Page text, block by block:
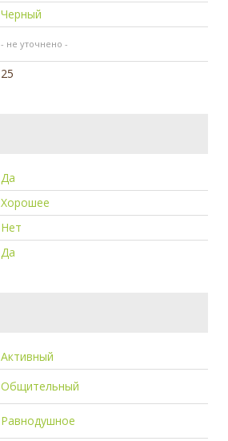
Черный
- не уточнено -
25
Да
Хорошее
Нет
Да
Активный
Общительный
Равнодушное